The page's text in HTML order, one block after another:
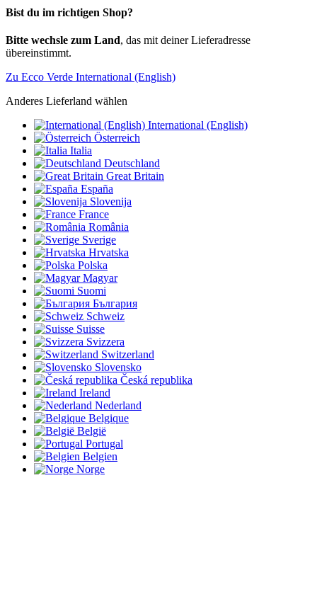
Bist du im richtigen Shop?
Bitte wechsle zum Land, das mit deiner Lieferadresse
übereinstimmt.
Zu Ecco Verde International (English)
Anderes Lieferland wählen
International (English)
Österreich
Italia
Deutschland
Great Britain
España
Slovenija
France
România
Sverige
Hrvatska
Polska
Magyar
Suomi
България
Schweiz
Suisse
Svizzera
Switzerland
Slovensko
Česká republika
Ireland
Nederland
Belgique
België
Portugal
Belgien
Norge